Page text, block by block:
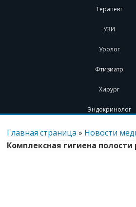
Терапевт
УЗИ
Уролог
Фтизиатр
Хирург
Эндокринолог
Главная страница » Новости
Комплексная гигиена полости